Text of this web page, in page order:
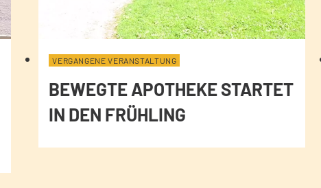
VERGANGENE VERANSTALTUNG
BEWEGTE APOTHEKE STARTET
IN DEN FRÜHLING